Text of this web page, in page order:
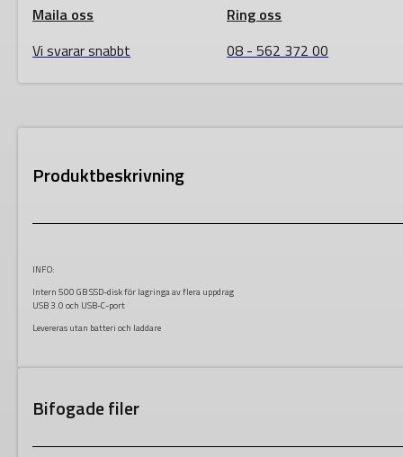
Maila oss
Vi svarar snabbt
Ring oss
08 - 562 372 00
Produktbeskrivning
INFO:
Intern 500 GB SSD-disk för lagringa av flera uppdrag
USB 3.0 och USB-C-port
Levereras utan batteri och laddare
Bifogade filer